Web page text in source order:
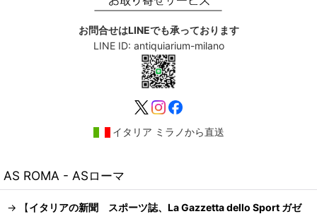
お問合せはLINEでも承っております
LINE ID: antiquiarium-milano
イタリア ミラノから直送
AS ROMA - ASローマ
-> 【イタリアの新聞 スポーツ誌、La Gazzetta dello Sport ガゼ